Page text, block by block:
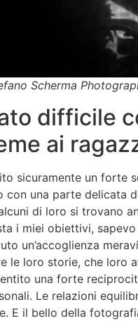
Scherma
difficile
ai
sicuramente un forte
con una parte delicata
di loro si trovano
i miei obiettivi,
un’accoglienza
le loro storie, che loro
una forte
Le relazioni
E il bello della